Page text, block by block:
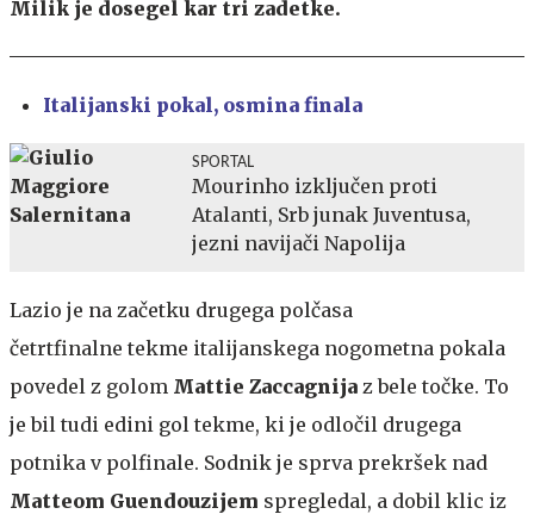
Milik je dosegel kar tri zadetke.
Italijanski pokal, osmina finala
SPORTAL
Mourinho izključen proti
Atalanti, Srb junak Juventusa,
jezni navijači Napolija
Lazio je na začetku drugega polčasa
četrtfinalne tekme italijanskega nogometna pokala
povedel z golom Mattie Zaccagnija z bele točke. To
je bil tudi edini gol tekme, ki je odločil drugega
potnika v polfinale. Sodnik je sprva prekršek nad
Matteom Guendouzijem spregledal, a dobil klic iz